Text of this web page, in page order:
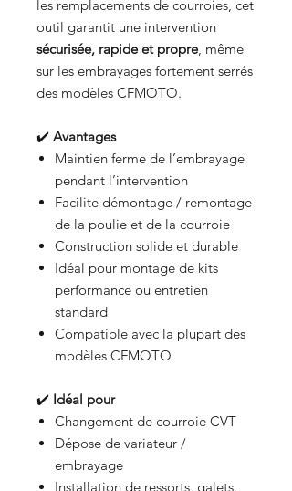
les remplacements de courroies, cet
outil garantit une intervention
sécurisée, rapide et propre, même
sur les embrayages fortement serrés
des modèles CFMOTO.
✔️ Avantages
Maintien ferme de l’embrayage
pendant l’intervention
Facilite démontage / remontage
de la poulie et de la courroie
Construction solide et durable
Idéal pour montage de kits
performance ou entretien
standard
Compatible avec la plupart des
modèles CFMOTO
✔️ Idéal pour
Changement de courroie CVT
Dépose de variateur /
embrayage
Installation de ressorts, galets,